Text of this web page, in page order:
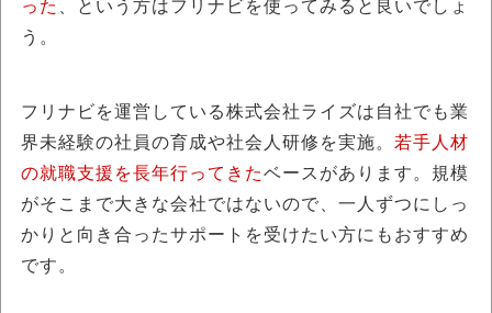
った
、という方はフリナビを使ってみると良いでしょ
う。
フリナビを運営している株式会社ライズは自社でも業
界未経験の社員の育成や社会人研修を実施。 若手人材
の就職支援を長年行ってきたベースがあります。規模
がそこまで大きな会社ではないので、一人ずつにしっ
かりと向き合ったサポートを受けたい方にもおすすめ
です。